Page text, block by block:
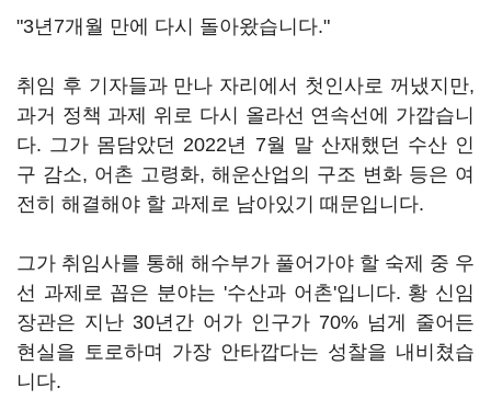
"3년7개월 만에 다시 돌아왔습니다."
취임 후 기자들과 만나 자리에서 첫인사로 꺼냈지만,
과거 정책 과제 위로 다시 올라선 연속선에 가깝습니
다. 그가 몸담았던 2022년 7월 말 산재했던 수산 인
구 감소, 어촌 고령화, 해운산업의 구조 변화 등은 여
전히 해결해야 할 과제로 남아있기 때문입니다.
그가 취임사를 통해 해수부가 풀어가야 할 숙제 중 우
선 과제로 꼽은 분야는 '수산과 어촌'입니다. 황 신임
장관은 지난 30년간 어가 인구가 70% 넘게 줄어든
현실을 토로하며 가장 안타깝다는 성찰을 내비쳤습
니다.